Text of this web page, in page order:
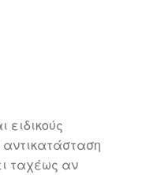
ταχέως αν